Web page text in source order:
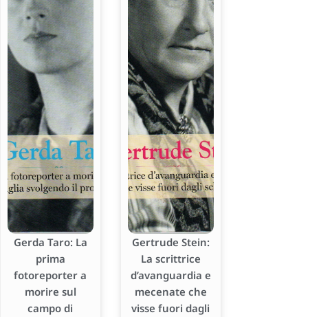
Gerda Taro: La
prima
fotoreporter a
morire sul
campo di
Gertrude Stein:
La scrittrice
d’avanguardia e
mecenate che
visse fuori dagli